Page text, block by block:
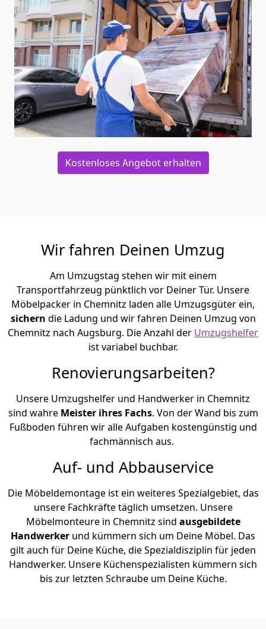
Kostenloses Angebot erhalten
Wir fahren Deinen Umzug
Am Umzugstag stehen wir mit einem
Transportfahrzeug pünktlich vor Deiner Tür. Unsere
Möbelpacker in Chemnitz laden alle Umzugsgüter ein,
sichern die Ladung und wir fahren Deinen Umzug von
Chemnitz nach Augsburg. Die Anzahl der Umzugshelfer
ist variabel buchbar.
Renovierungsarbeiten?
Unsere Umzugshelfer und Handwerker in Chemnitz
sind wahre Meister ihres Fachs. Von der Wand bis zum
Fußboden führen wir alle Aufgaben kostengünstig und
fachmännisch aus.
Auf- und Abbauservice
Die Möbeldemontage ist ein weiteres Spezialgebiet, das
unsere Fachkräfte täglich umsetzen. Unsere
Möbelmonteure in Chemnitz sind ausgebildete
Handwerker und kümmern sich um Deine Möbel. Das
gilt auch für Deine Küche, die Spezialdisziplin für jeden
Handwerker. Unsere Küchenspezialisten kümmern sich
bis zur letzten Schraube um Deine Küche.